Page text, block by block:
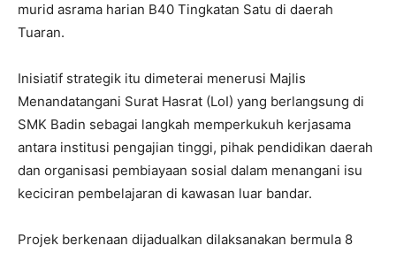
murid asrama harian B40 Tingkatan Satu di daerah
Tuaran.
Inisiatif strategik itu dimeterai menerusi Majlis
Menandatangani Surat Hasrat (LoI) yang berlangsung di
SMK Badin sebagai langkah memperkukuh kerjasama
antara institusi pengajian tinggi, pihak pendidikan daerah
dan organisasi pembiayaan sosial dalam menangani isu
keciciran pembelajaran di kawasan luar bandar.
Projek berkenaan dijadualkan dilaksanakan bermula 8